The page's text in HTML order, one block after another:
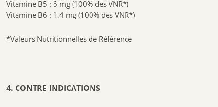
Vitamine B5 : 6 mg (100% des VNR*)
Vitamine B6 : 1,4 mg (100% des VNR*)
*Valeurs Nutritionnelles de Référence
4. CONTRE-INDICATIONS